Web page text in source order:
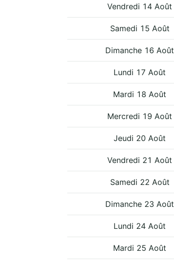
Vendredi 14 Août
Samedi 15 Août
Dimanche 16 Août
Lundi 17 Août
Mardi 18 Août
Mercredi 19 Août
Jeudi 20 Août
Vendredi 21 Août
Samedi 22 Août
Dimanche 23 Août
Lundi 24 Août
Mardi 25 Août